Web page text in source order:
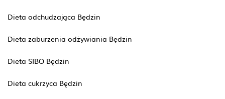
Dieta odchudzająca Będzin
Dieta zaburzenia odżywiania Będzin
Dieta SIBO Będzin
Dieta cukrzyca Będzin